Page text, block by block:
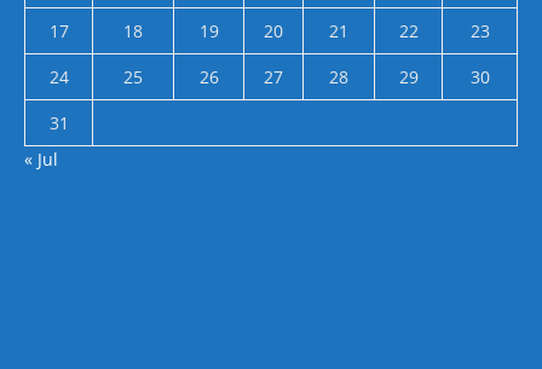
17
18 19 20 21 22
23
24
25 26 27 28 29
30
31
« Jul